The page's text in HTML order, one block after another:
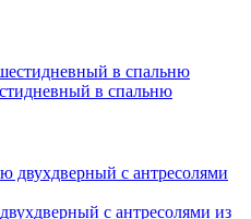
в спальню
с антресолями из